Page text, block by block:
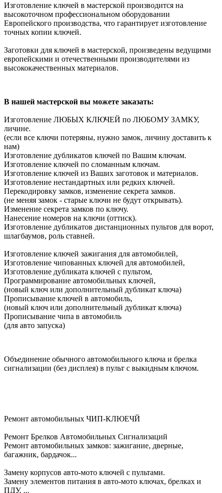
Изготовление ключей в мастерской производится на
высокоточном профессиональном оборудовании
Европейского производства, что гарантирует изготовление
точных копии ключей.
Заготовки для ключей в мастерской, произведены ведущими
европейскими и отечественными производителями из
высококачественных материалов.
В нашей мастерской вы можете заказать:
Изготовление ЛЮБЫХ КЛЮЧЕЙ по ЛЮБОМУ ЗАМКУ,
личине.
(если все ключи потеряны, нужно замок, личину доставить к
нам)
Изготовление дубликатов ключей по Вашим ключам.
Изготовление ключей по сломанным ключам.
Изготовление ключей из Ваших заготовок и материалов.
Изготовление нестандартных или редких ключей.
Перекодировку замков, изменение секрета замков.
(не меняя замок - старые ключи не будут открывать).
Изменение секрета замков по ключу.
Нанесение номеров на ключи (оттиск).
Изготовление дубликатов дистанционных пультов для ворот,
шлагбаумов, роль ставней.
Изготовление ключей зажигания для автомобилей,
Изготовление чипованных ключей для автомобилей,
Изготовление дубликата ключей с пультом,
Программирование автомобильных ключей,
(новый ключ или дополнительный дубликат ключа)
Прописывание ключей в автомобиль,
(новый ключ или дополнительный дубликат ключа)
Прописывание чипа в автомобиль
(для авто запуска)
Объединение обычного автомобильного ключа и брелка
сигнализации (без дисплея) в пульт с выкидным ключом.
Ремонт автомобильных ЧИП-КЛЮЕЧЙ
Ремонт Брелков Автомобильных Сигнализаций
Ремонт автомобильных замков: зажигание, дверные,
багажник, бардачок...
Замену корпусов авто-мото ключей с пультами.
Замену элементов питания в авто-мото ключах, брелках и
ПДУ, ...